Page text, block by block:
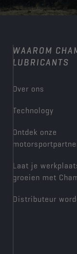
WAAROM
LUBRICANTS
Over ons
Technology
Ontdek onze
Laat je
groeien met
Distributeur